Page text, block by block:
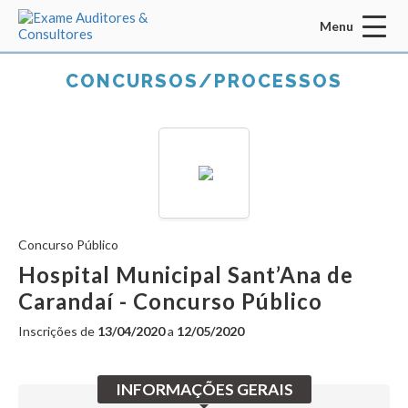
Acessar Área do Candidato:
ENTRAR
Esqueci a senha
INÍCIO
MISSÃO / VISÃO / VALORES
Menu
CONCURSOS/PROCESSOS
Concurso Público
Hospital Municipal Sant’Ana de
Carandaí - Concurso Público
Inscrições de 13/04/2020a 12/05/2020
INFORMAÇÕES GERAIS